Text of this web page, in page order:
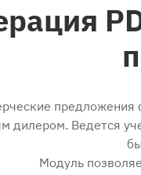
предложения
дилером. Ведется
Модуль